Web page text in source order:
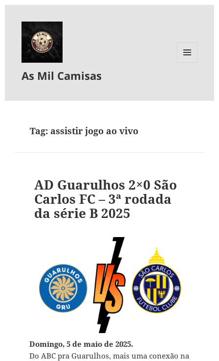
As Mil Camisas
Tag: assistir jogo ao vivo
AD Guarulhos 2×0 São
Carlos FC – 3ª rodada
da série B 2025
Domingo, 5 de maio de 2025.
Do ABC pra Guarulhos, mais uma conexão na